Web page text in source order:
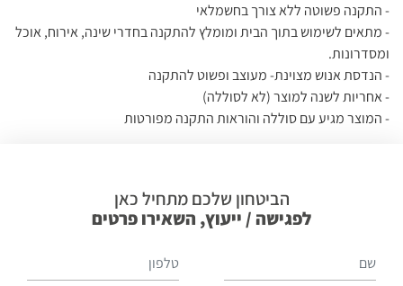
- התקנה פשוטה ללא צורך בחשמלאי
- מתאים לשימוש בתוך הבית ומומלץ להתקנה בחדרי שינה, אירוח, אוכל
ומסדרונות.
- הנדסת אנוש מצוינת- מעוצב ופשוט להתקנה
- אחריות לשנה למוצר (לא לסוללה)
- המוצר מגיע עם סוללה והוראות התקנה מפורטות
הביטחון שלכם מתחיל כאן
לפגישה / ייעוץ, השאירו פרטים